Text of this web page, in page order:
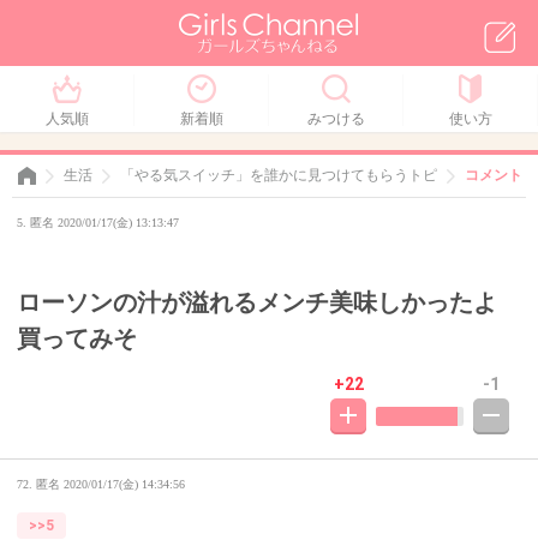
人気順 新着順 みつける 使い方
生活 「やる気スイッチ」を誰かに見つけてもらうトピ コメント
5. 匿名 2020/01/17(金) 13:13:47
ローソンの汁が溢れるメンチ美味しかったよ
買ってみそ
+22 -1
72. 匿名 2020/01/17(金) 14:34:56
>>5